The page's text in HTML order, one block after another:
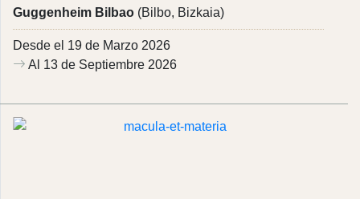
Guggenheim Bilbao (Bilbo, Bizkaia)
Desde el 19 de Marzo 2026
Al 13 de Septiembre 2026